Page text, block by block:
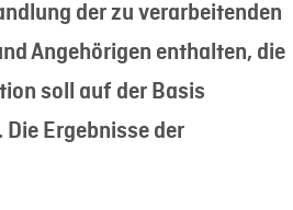
der zu verarbeitenden
Angehörigen enthalten, die
soll auf der Basis
Ergebnisse der